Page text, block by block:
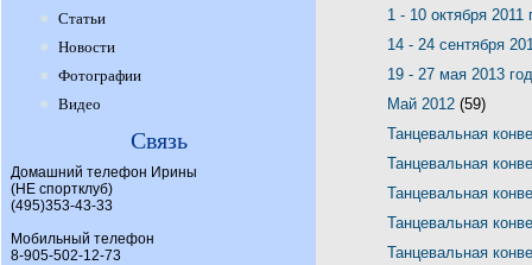
Статьи
Новости
Фотографии
Видео
Связь
Домашний телефон Ирины
(НЕ спортклуб)
(495)353-43-33
Мобильный телефон
8-905-502-12-73
1 - 10 октября 2011
14 - 24 сентября
19 - 27 мая 2013
Май 2012 (59)
Танцевальная
Танцевальная
Танцевальная
Танцевальная
Танцевальная